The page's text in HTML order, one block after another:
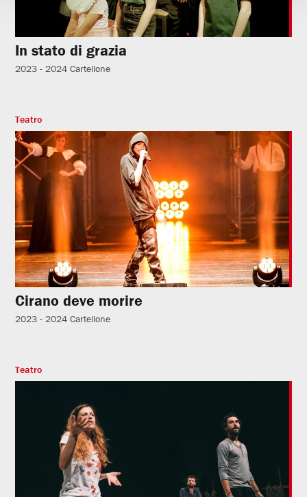
In stato di grazia
2023 - 2024 Cartellone
Teatro
Cirano deve morire
2023 - 2024 Cartellone
Teatro